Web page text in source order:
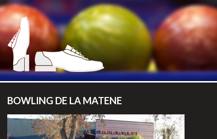
Retrouvez toutes vos marques
habituelles sur notre nouvel espace
BOWLING DE LA MATENE